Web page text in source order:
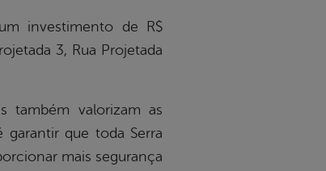
investimento de R$
3, Rua Projetada
também valorizam as
que toda Serra
mais segurança